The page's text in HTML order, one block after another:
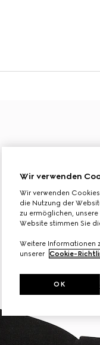
Wir verwenden
Wir verwenden
die Nutzung der
zu ermöglichen,
Website stimmen Sie
Weitere Informationen
unserer Cookie-
OK